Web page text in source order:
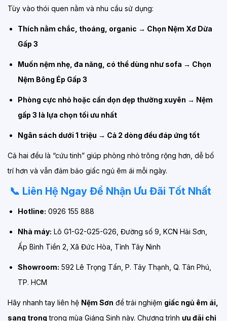
Tùy vào thói quen nằm và nhu cầu sử dụng:
Thích nằm chắc, thoáng, organic → Chọn Nệm Xơ Dừa
Gấp 3
Muốn nệm nhẹ, đa năng, có thể dùng như sofa → Chọn
Nệm Bông Ép Gấp 3
Phòng cực nhỏ hoặc cần dọn dẹp thường xuyên → Nệm
gấp 3 là lựa chọn tối ưu nhất
Ngân sách dưới 1 triệu → Cả 2 dòng đều đáp ứng tốt
Cả hai đều là “cứu tinh” giúp phòng nhỏ trông rộng hơn, dễ bố
trí hơn và vẫn đảm bảo giấc ngủ êm ái mỗi ngày.
📞 Liên Hệ Ngay Để Nhận Ưu Đãi Tốt Nhất
Hotline: 0926 155 888
Nhà máy: Lô G1-G2-G25-G26, Đường số 9, KCN Hải Sơn,
Ấp Bình Tiền 2, Xã Đức Hòa, Tỉnh Tây Ninh
Showroom: 592 Lê Trọng Tấn, P. Tây Thạnh, Q. Tân Phú,
TP. HCM
Hãy nhanh tay liên hệ Nệm Sơn để trải nghiệm giấc ngủ êm ái,
sang trọng trong mùa Giáng Sinh này. Chương trình ưu đãi chỉ